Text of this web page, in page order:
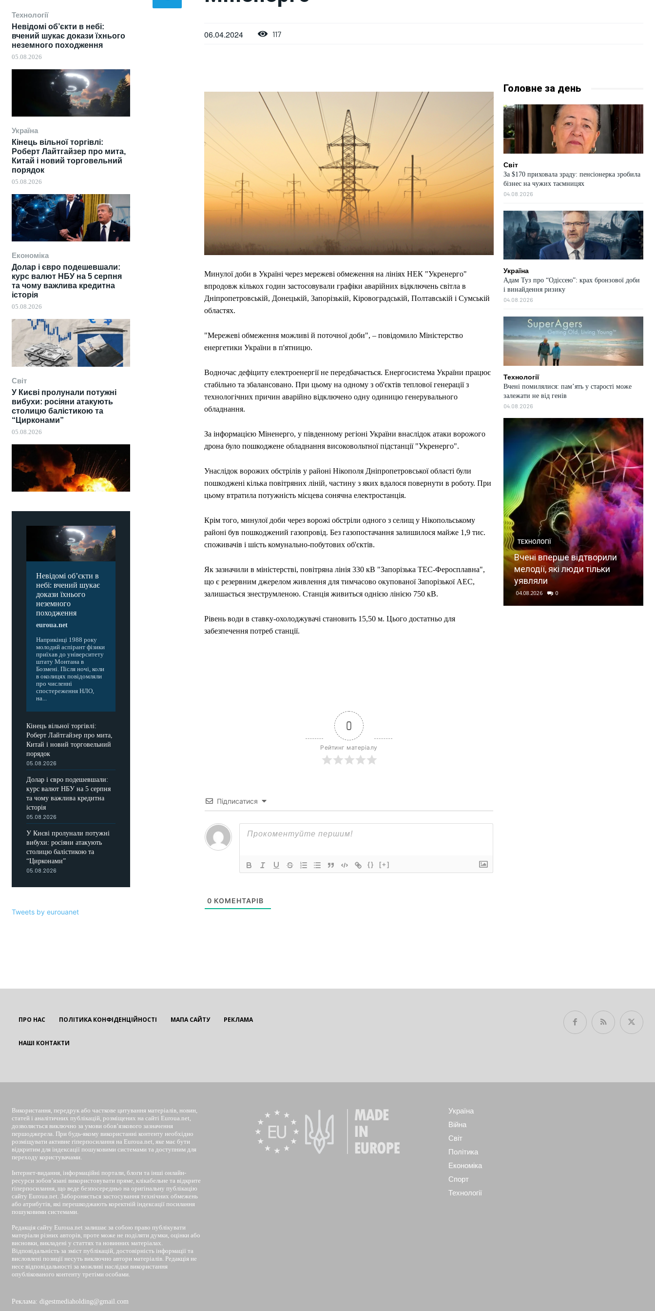
Технології
Невідомі об’єкти в небі:
вчений шукає докази їхнього
неземного походження
05.08.2026
Україна
Кінець вільної торгівлі:
Роберт Лайтгайзер про мита,
Китай і новий торговельний
порядок
05.08.2026
Економіка
Долар і євро подешевшали:
курс валют НБУ на 5 серпня
та чому важлива кредитна
історія
05.08.2026
Світ
У Києві пролунали потужні
вибухи: росіяни атакують
столицю балістикою та
“Цирконами”
05.08.2026
Невідомі об’єкти в
небі: вчений шукає
докази їхнього
неземного
походження
euroua.net
Наприкінці 1988 року
молодий аспірант фізики
приїхав до університету
штату Монтана в
Бозмені. Після ночі, коли
в околицях повідомляли
про численні
спостереження НЛО,
на...
Кінець вільної торгівлі:
Роберт Лайтгайзер про мита,
Китай і новий торговельний
порядок
05.08.2026
Долар і євро подешевшали:
курс валют НБУ на 5 серпня
та чому важлива кредитна
історія
05.08.2026
У Києві пролунали потужні
вибухи: росіяни атакують
столицю балістикою та
“Цирконами”
05.08.2026
Tweets by eurouanet
06.04.2024 117
Минулої доби в Україні через мережеві обмеження на лініях НЕК "Укренерго"
впродовж кількох годин застосовували графіки аварійних відключень світла в
Дніпропетровській, Донецькій, Запорізькій, Кіровоградській, Полтавській і Сумській
областях.
"Мережеві обмеження можливі й поточної доби", – повідомило Міністерство
енергетики України в п'ятницю.
Водночас дефіциту електроенергії не передбачається. Енергосистема України працює
стабільно та збалансовано. При цьому на одному з об'єктів теплової генерації з
технологічних причин аварійно відключено одну одиницю генерувального
обладнання.
За інформацією Міненерго, у південному регіоні України внаслідок атаки ворожого
дрона було пошкоджене обладнання високовольтної підстанції "Укренерго".
Унаслідок ворожих обстрілів у районі Нікополя Дніпропетровської області були
пошкоджені кілька повітряних ліній, частину з яких вдалося повернути в роботу. При
цьому втратила потужність місцева сонячна електростанція.
Крім того, минулої доби через ворожі обстріли одного з селищ у Нікопольському
районі був пошкоджений газопровід. Без газопостачання залишилося майже 1,9 тис.
споживачів і шість комунально-побутових об'єктів.
Як зазначили в міністерстві, повітряна лінія 330 кВ "Запорізька ТЕС-Феросплавна",
що є резервним джерелом живлення для тимчасово окупованої Запорізької АЕС,
залишається знеструмленою. Станція живиться однією лінією 750 кВ.
Рівень води в ставку-охолоджувачі становить 15,50 м. Цього достатньо для
забезпечення потреб станції.
0
Рейтинг матеріалу
Підписатися
{} [+]
0 КОМЕНТАРІВ
Головне за день
Світ
За $170 приховала зраду: пенсіонерка зробила
бізнес на чужих таємницях
04.08.2026
Україна
Адам Туз про “Одіссею”: крах бронзової доби
і винайдення ризику
04.08.2026
Технології
Вчені помилялися: пам’ять у старості може
залежати не від генів
04.08.2026
ТЕХНОЛОГІЇ
Вчені вперше відтворили
мелодії, які люди тільки
уявляли
04.08.2026 0
ПРО НАС ПОЛІТИКА КОНФІДЕНЦІЙНОСТІ МАПА САЙТУ РЕКЛАМА
НАШІ КОНТАКТИ
Використання, передрук або часткове цитування матеріалів, новин,
статей і аналітичних публікацій, розміщених на сайті Euroua.net,
дозволяється виключно за умови обов’язкового зазначення
першоджерела. При будь-якому використанні контенту необхідно
розміщувати активне гіперпосилання на Euroua.net, яке має бути
відкритим для індексації пошуковими системами та доступним для
переходу користувачами.
Інтернет-видання, інформаційні портали, блоги та інші онлайн-
ресурси зобов’язані використовувати пряме, клікабельне та відкрите
гіперпосилання, що веде безпосередньо на оригінальну публікацію
сайту Euroua.net. Забороняється застосування технічних обмежень
або атрибутів, які перешкоджають коректній індексації посилання
пошуковими системами.
Редакція сайту Euroua.net залишає за собою право публікувати
матеріали різних авторів, проте може не поділяти думки, оцінки або
висновки, викладені у статтях та новинних матеріалах.
Відповідальність за зміст публікацій, достовірність інформації та
висловлені позиції несуть виключно автори матеріалів. Редакція не
несе відповідальності за можливі наслідки використання
опублікованого контенту третіми особами.
Реклама: digestmediaholding@gmail.com
Україна
Війна
Світ
Політика
Економіка
Спорт
Технології